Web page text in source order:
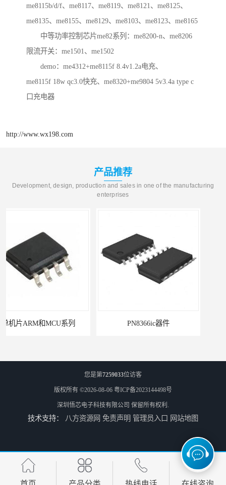
me8115b/d/f、me8117、me8119、me8121、me8125、
me8135、me8155、me8129、me8103、me8123、me8165
中等功率控制芯片me82系列：me8200-n、me8206
限流开关：me1501、me1502
demo：me4312+me8115f 8.4v1.2a电充、
me8115f 18w qc3.0快充、me8320+me9804 5v3.4a type c
口充电器
http://www.wx198.com
产品推荐
Development, design, production and sales in one of the manufacturing
enterprises
PN8366ic器件
PN8161电源ic的作用 电源芯片ic
您是第7259033位访客
版权所有 ©2026-08-06 粤ICP备2023144498号
深圳悟芯电子科技有限公司 保留所有权利.
技术支持： 八方资源网 免责声明 管理员入口 网站地图